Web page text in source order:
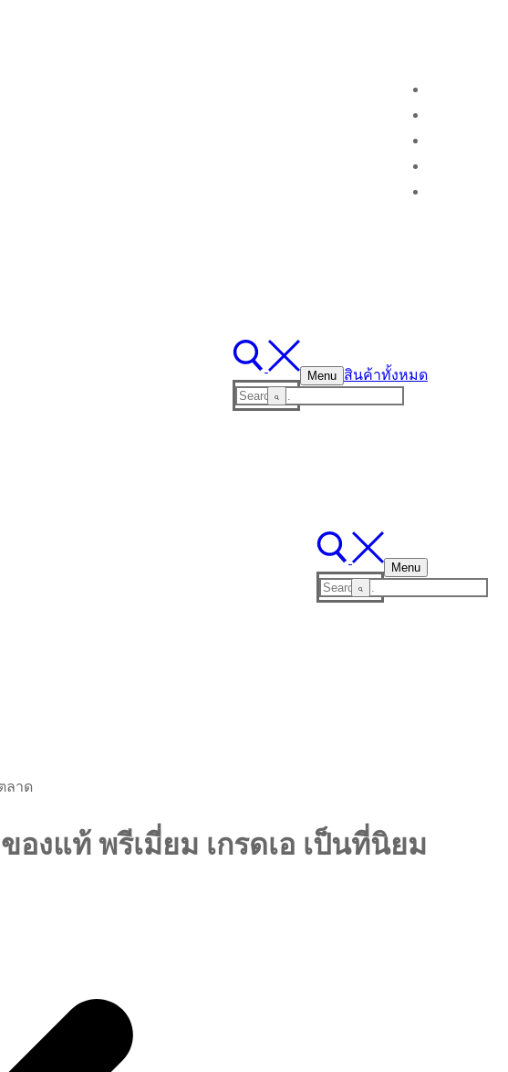
Search
Menu สินค้าทั้งหมด
Search
Menu
ลาด
องแท้ พรีเมี่ยม เกรดเอ เป็นที่นิยม